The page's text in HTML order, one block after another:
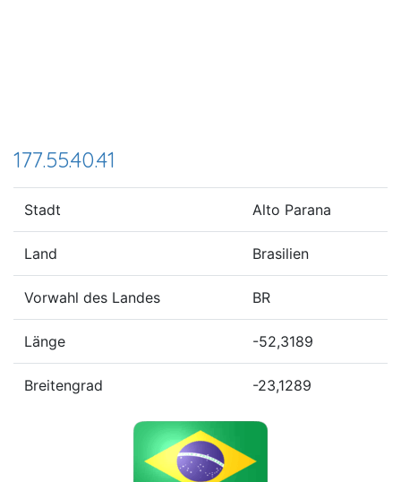
177.55.40.41
Stadt Alto Parana
Land Brasilien
Vorwahl des Landes BR
Länge -52,3189
Breitengrad -23,1289